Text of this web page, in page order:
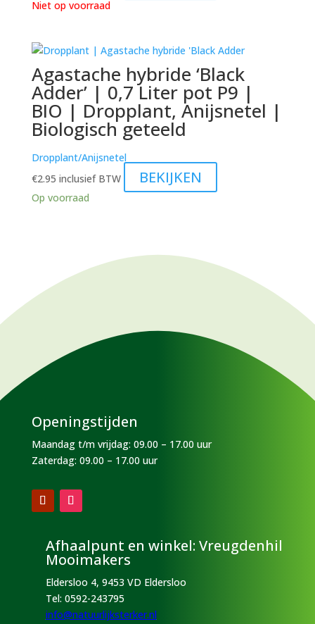
Niet op voorraad
Agastache hybride ‘Black
Adder’ | 0,7 Liter pot P9 |
BIO | Dropplant, Anijsnetel |
Biologisch geteeld
Dropplant/Anijsnetel
€2.95 inclusief BTW BEKIJKEN
Op voorraad
Openingstijden
Maandag t/m vrijdag: 09.00 – 17.00 uur
Zaterdag: 09.00 – 17.00 uur
Afhaalpunt en winkel: Vreugdenhil
Mooimakers
Eldersloo 4, 9453 VD Eldersloo
Tel: 0592-243795
info@natuurlijksterker.nl